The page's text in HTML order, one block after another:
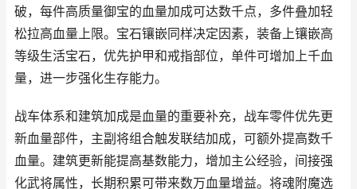
破，每件高质量御宝的血量加成可达数千点，多件叠加轻
松拉高血量上限。宝石镶嵌同样决定因素，装备上镶嵌高
等级生活宝石，优先护甲和戒指部位，单件可增加上千血
量，进一步强化生存能力。
战车体系和建筑加成是血量的重要补充，战车零件优先更
新血量部件，主副将组合触发联结加成，可额外提高数千
血量。建筑更新能提高基数能力，增加主公经验，间接强
化武将属性，长期积累可带来数万血量增益。将魂附魔选